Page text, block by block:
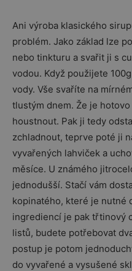
Ani výroba klasického
problém. Jako základ lze
nebo tinkturu a svařit ji s
vodou. Když použijete
vody. Vše svaříte na
tlustým dnem. Že je
houstnout. Pak ji tedy
zchladnout, teprve poté ji
vyvařených lahviček a
měsíce. U známého
jednodušší. Stačí vám
kopinatého, které je nutné
ingrediencí je pak třtinový
listů, budete potřebovat
postup je potom
do vyvařené a vysušené